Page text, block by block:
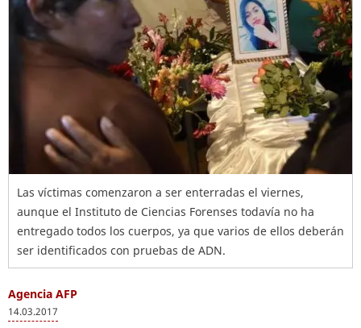
Las víctimas comenzaron a ser enterradas el viernes,
aunque el Instituto de Ciencias Forenses todavía no ha
entregado todos los cuerpos, ya que varios de ellos deberán
ser identificados con pruebas de ADN.
Agencia AFP
14.03.2017